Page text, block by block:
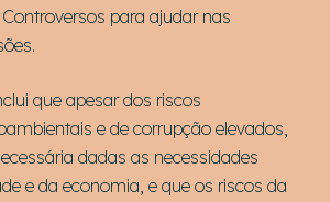
para ajudar nas
que apesar dos riscos
e de corrupção elevados,
dadas as necessidades
e da economia, e que os riscos da